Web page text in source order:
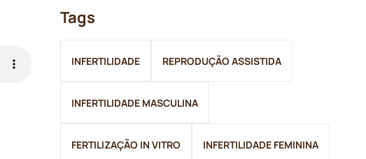
Tags
INFERTILIDADE REPRODUÇÃO ASSISTIDA
INFERTILIDADE MASCULINA
FERTILIZAÇÃO IN VITRO INFERTILIDADE FEMININA